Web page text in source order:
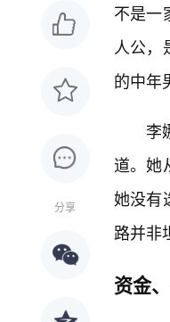
分享
不是一
人公
的中年
李
道。她
她没有
路并非
资金